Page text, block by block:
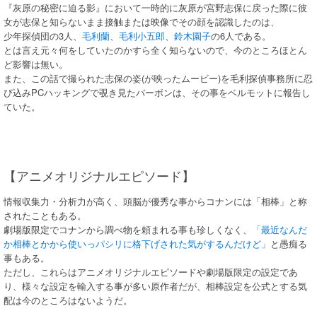
『灰原の秘密に迫る影』において一時的に灰原が宮野志保に戻った際に彼
女が志保と知らないまま接触または映像でその顔を認識したのは、
少年探偵団の3人、 毛利蘭、 毛利小五郎、 鈴木園子の6人である。
とは言え元々何をしていたのかすら全く知らないので、今のところほとん
ど影響は無い。
また、この話で撮られた志保の姿(が映ったムービー)を毛利探偵事務所に忍
び込みPCハッキングで覗き見たバーボンは、その事をベルモットに報告し
ていた。
【アニメオリジナルエピソード】
情報収集力・分析力が高く、頭脳が優秀な事からコナンには「相棒」と称
されたこともある。
劇場版限定でコナンから調べ物を頼まれる事も珍しくなく、
「最近なんだ
か相棒とかから使いっパシリに格下げされた気がするんだけど」 と愚痴る
事もある。
ただし、これらはアニメオリジナルエピソードや劇場版限定の設定であ
り、様々な設定を輸入する事が多い原作者だが、相棒設定を公式とする気
配は今のところはないようだ。